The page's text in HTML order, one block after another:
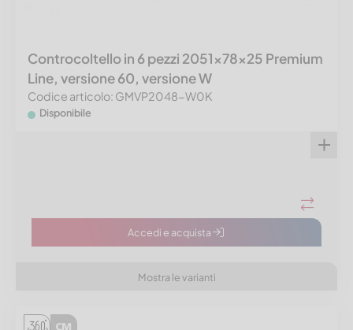
Controcoltello in 6 pezzi 2051x78x25 Premium
Line, versione 60, versione W
Codice articolo: GMVP2048-W0K
Disponibile
Accedi e acquista
Mostra le varianti